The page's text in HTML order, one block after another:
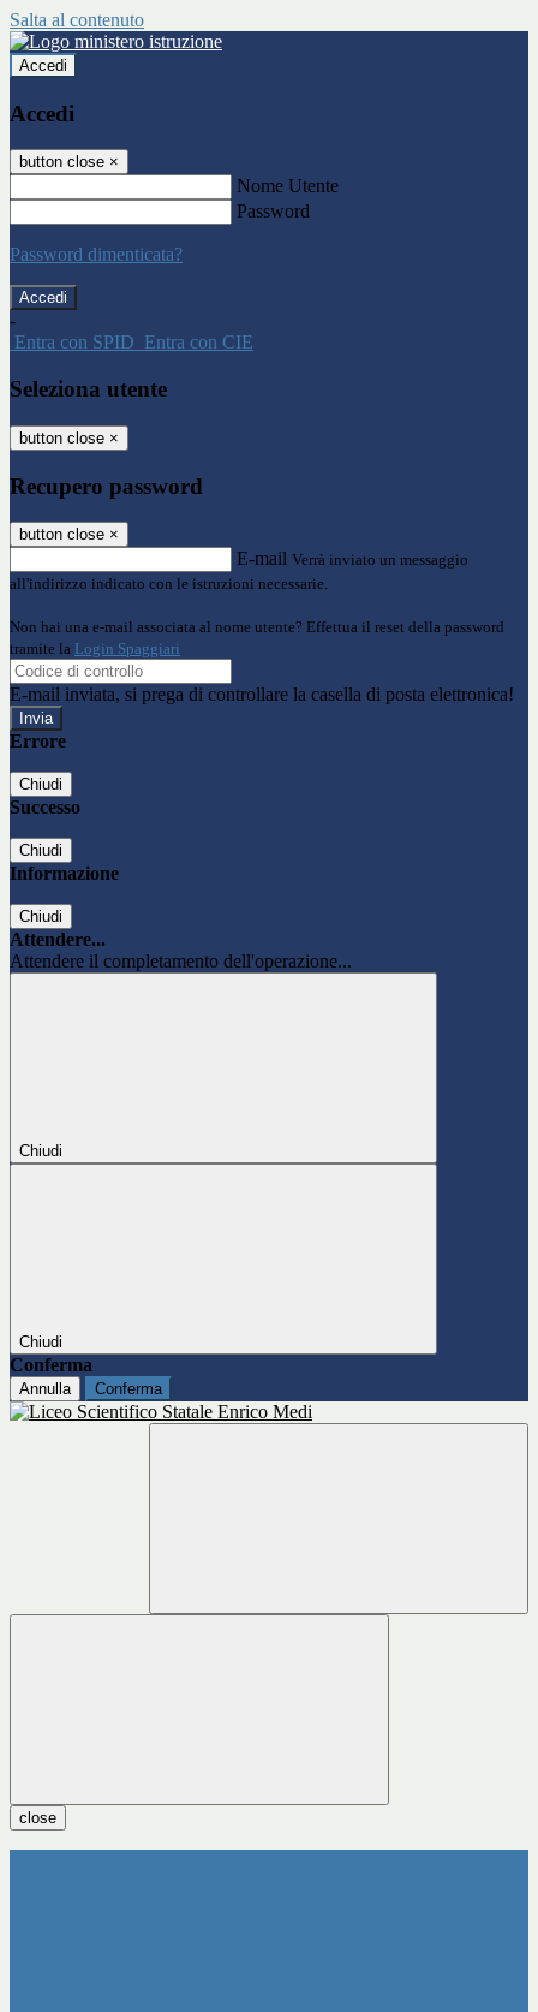
Salta al contenuto
Accedi
Accedi
button close ×
Nome Utente
Password
Password dimenticata?
-
Entra con SPID Entra con CIE
Seleziona utente
button close ×
Recupero password
button close ×
E-mail Verrà inviato un messaggio
all'indirizzo indicato con le istruzioni necessarie.
Non hai una e-mail associata al nome utente? Effettua il reset della password
tramite la Login Spaggiari
E-mail inviata, si prega di controllare la casella di posta elettronica!
Errore
Chiudi
Successo
Chiudi
Informazione
Chiudi
Attendere...
Attendere il completamento dell'operazione...
Chiudi
Chiudi
Conferma
Annulla Conferma
close